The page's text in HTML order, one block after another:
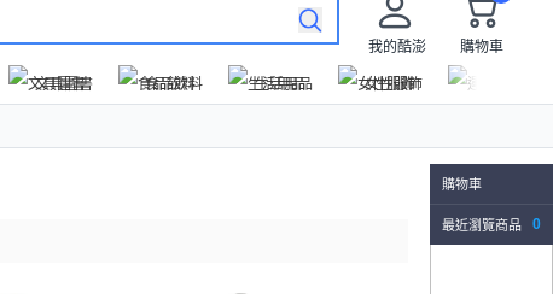
我的酷澎
購物車
文具圖書 食品飲料 生活用品 女性服飾
購物車
最近瀏覽商品 0